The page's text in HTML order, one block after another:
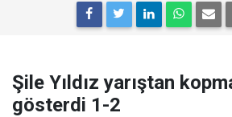
Şile Yıldız yarıştan
gösterdi 1-2